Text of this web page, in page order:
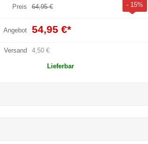
Preis 64,95 € - 15%
Angebot 54,95 €*
Versand 4,50 €
Lieferbar